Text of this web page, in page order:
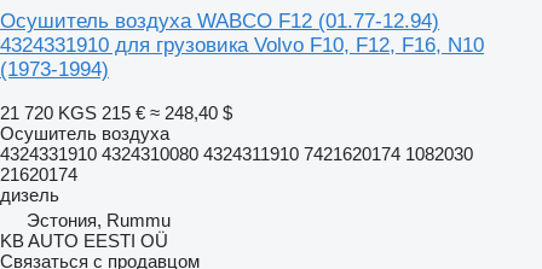
Осушитель воздуха WABCO F12 (01.77-12.94)
4324331910 для грузовика Volvo F10, F12, F16, N10
(1973-1994)
21 720 KGS 215 € ≈ 248,40 $
Осушитель воздуха
4324331910 4324310080 4324311910 7421620174 1082030
21620174
дизель
Эстония, Rummu
KB AUTO EESTI OÜ
Связаться с продавцом